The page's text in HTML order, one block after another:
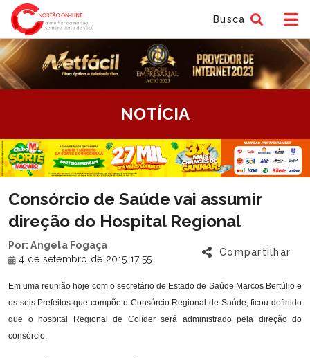
Busca
NOTÍCIA
Consórcio de Saúde vai assumir
direção do Hospital Regional
Por: Angela Fogaça
4 de setembro de 2015 17:55
Compartilhar
Em uma reunião hoje com o secretário de Estado de Saúde Marcos Bertúlio e
os seis Prefeitos que compõe o Consórcio Regional de Saúde, ficou definido
que o hospital Regional de Colíder será administrado pela direção do
consórcio.